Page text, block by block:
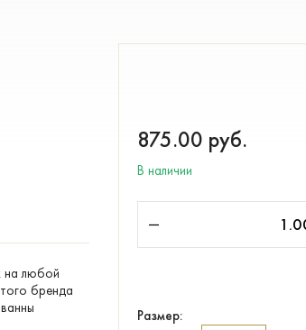
на любой
бренда
875.00 руб.
В наличии
Размер: